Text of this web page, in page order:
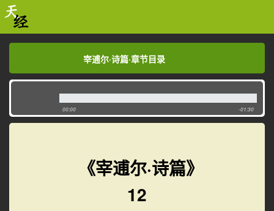
宰逋尔·诗篇·章节目录
宰逋尔·诗篇·章节目录
00:00 -01:30
《宰逋尔·诗篇》
12